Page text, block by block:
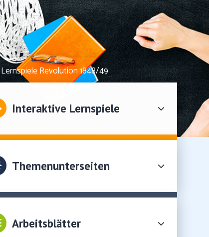
Lernspiele Revolution 1848/49
Interaktive Lernspiele
Themenunterseiten
Arbeitsblätter